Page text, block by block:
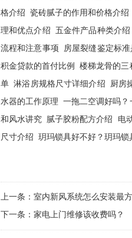
格介绍
瓷砖腻子的作用和价格介绍
理和优点介绍 五金件产品种类介绍
流程和注意事项
房屋裂缝鉴定标
积金贷款的首付比例
楼梯龙骨的三
单 淋浴房规格尺寸详细介绍 厨房
水器的工作原理
一拖二空调好吗？
和风水讲究 腻子胶粉配方介绍 电
尺寸介绍 玥玛锁具好不好？玥玛锁
上一条： 室内新风系统怎么安装最
下一条： 家电上门维修该收费吗？